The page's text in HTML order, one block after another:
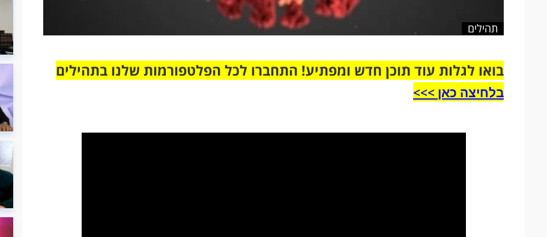
תהילים
בואו לגלות עוד תוכן חדש ומפתיע! התחברו לכל הפלטפורמות שלנו בתהילים
בלחיצה כאן >>>​